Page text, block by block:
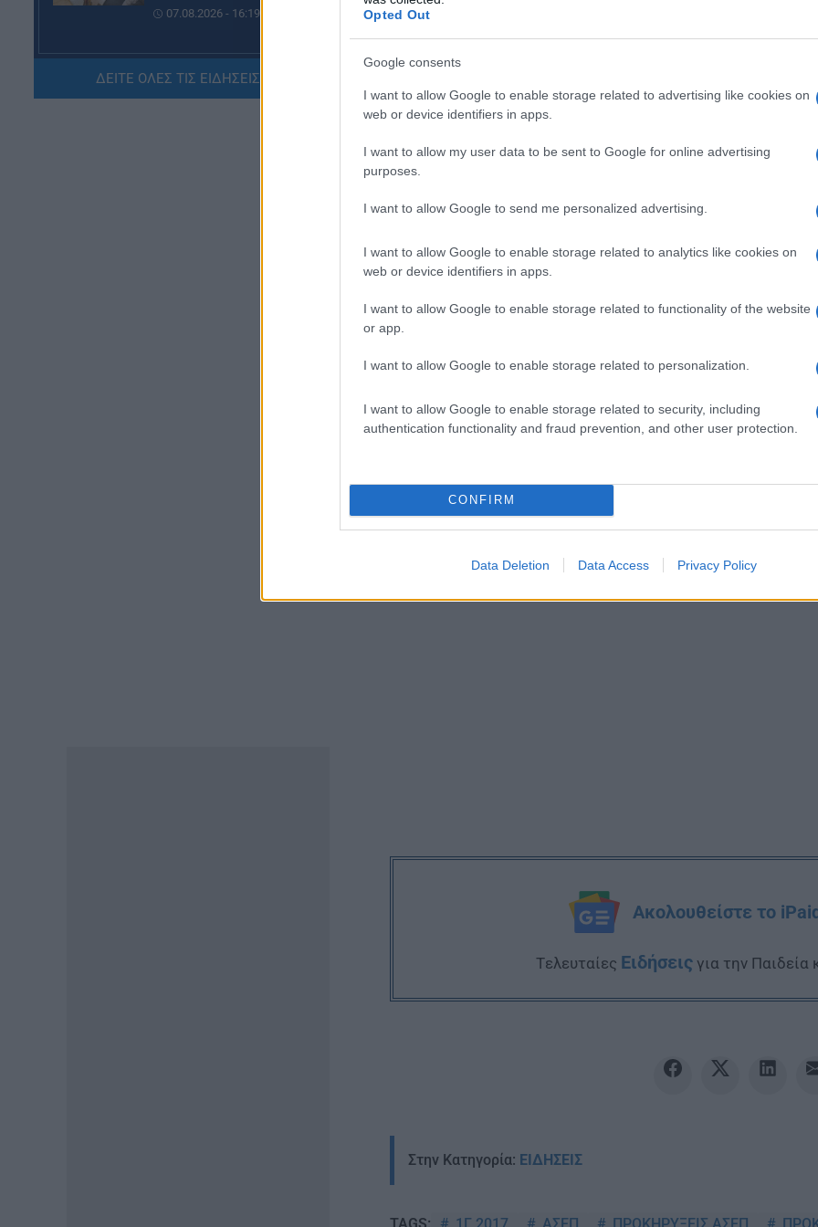
Opted Out
Google consents
I want to allow Google to enable storage related to advertising like cookies on
web or device identifiers in apps.
I want to allow my user data to be sent to Google for online advertising
purposes.
I want to allow Google to send me personalized advertising.
I want to allow Google to enable storage related to analytics like cookies on
web or device identifiers in apps.
I want to allow Google to enable storage related to functionality of the website
or app.
I want to allow Google to enable storage related to personalization.
I want to allow Google to enable storage related to security, including
authentication functionality and fraud prevention, and other user protection.
CONFIRM
Data Deletion Data Access Privacy Policy
07.08.2026 - 16:19
ΠΑΙΔΕΙΑ
ΝΕΟ φοιτητικό επίδομα: Για
ποιούς φοιτητές
ΔΕΙΤΕ ΟΛΕΣ ΤΙΣ ΕΙΔΗΣΕΙΣ ΕΔΩ »
εκτυπωμένης μορφής
δικαιολογητικά λήγει με την πάροδο της22ας Ιανουαρίου
ΑΣΕΠ: Έρχεται προκήρυξη για 633 μόνιμες θέσεις σε
ΑΣΕΠ: Tα ΦΕΚ των προκηρύξεων 16Κ/2017 και 1Γ/2017 –
Ακολουθείστε το
Tελευταίες Ειδήσεις για την Παιδεία
Στην Κατηγορία: ΕΙΔΗΣΕΙΣ